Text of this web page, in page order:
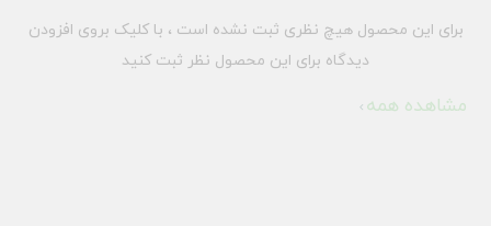
برای این محصول هیچ نظری ثبت نشده است ، با کلیک بروی افزودن
دیدگاه برای این محصول نظر ثبت کنید
مشاهده همه